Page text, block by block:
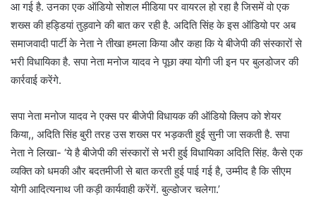
आ गई है. उनका एक ऑडियो सोशल मीडिया पर वायरल हो रहा है जिसमें वो एक
शख्स की हड्डियां तुड़वाने की बात कर रही है. अदिति सिंह के इस ऑडियो पर अब
समाजवादी पार्टी के नेता ने तीखा हमला किया और कहा कि ये बीजेपी की संस्कारों से
भरी विधायिका है. सपा नेता मनोज यादव ने पूछा क्या योगी जी इन पर बुलडोजर की
कार्रवाई करेंगे.
सपा नेता मनोज यादव ने एक्स पर बीजेपी विधायक की ऑडियो क्लिप को शेयर
किया,, अदिति सिंह बुरी तरह उस शख्स पर भड़कती हुई सुनी जा सकती है. सपा
नेता ने लिखा- ‘ये है बीजेपी की संस्कारों से भरी हुई विधायिका अदिति सिंह. कैसे एक
व्यक्ति को धमकी और बदतमीजी से बात करती हुई पाई गई है, उम्मीद है कि सीएम
योगी आदित्यनाथ जी कड़ी कार्यवाही करेंगें. बुल्डोजर चलेगा.’